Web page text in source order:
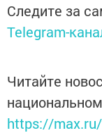
Следите за
Telegram-
Читайте
https://